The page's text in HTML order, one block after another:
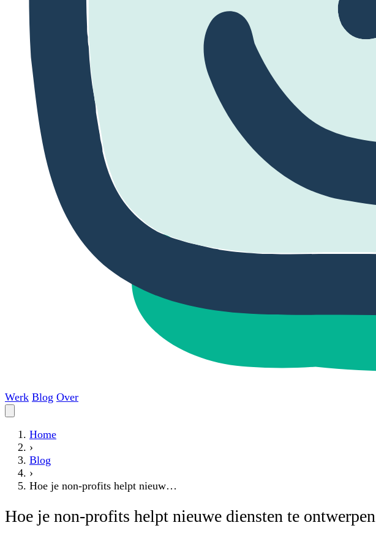
Werk Blog Over
Home
›
Blog
›
Hoe je non-profits helpt nieuw…
Hoe je non-profits helpt nieuwe diensten te ontwerpen